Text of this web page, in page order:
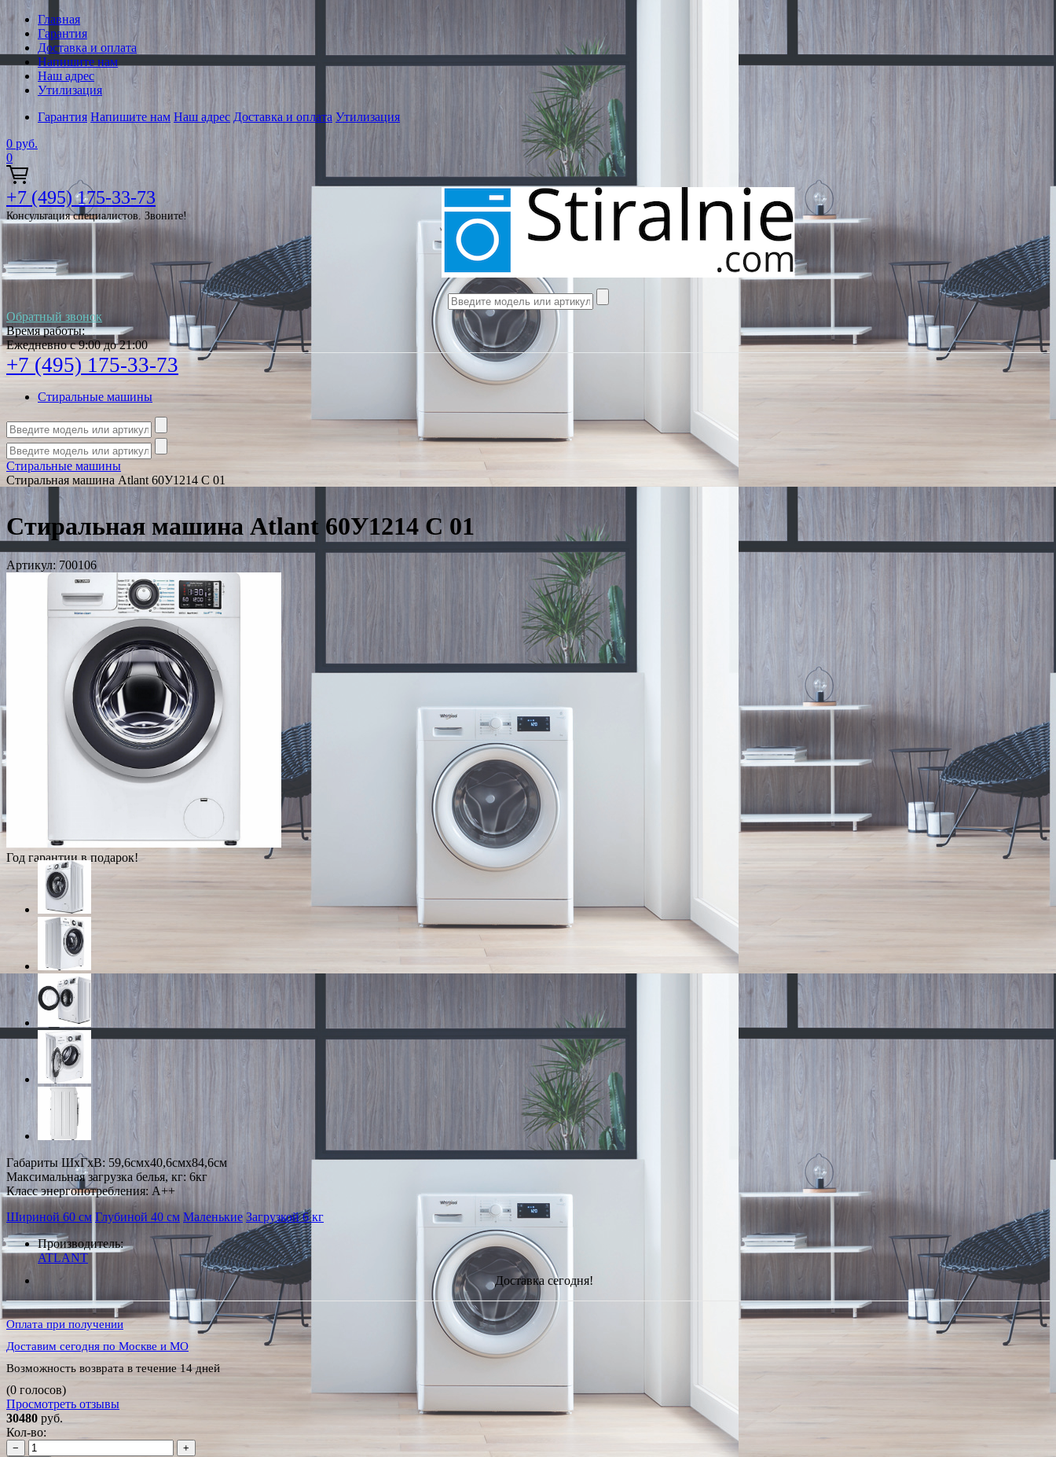
Главная
Гарантия
Доставка и оплата
Напишите нам
Наш адрес
Утилизация
Гарантия Напишите нам Наш адрес Доставка и оплата Утилизация
0 руб.
0
+7 (495) 175-33-73
Консультация специалистов. Звоните!
Обратный звонок
Время работы:
Ежедневно с 9:00 до 21:00
+7 (495) 175-33-73
Стиральные машины
Стиральные машины
Стиральная машина Atlant 60У1214 С 01
Стиральная машина Atlant 60У1214 С 01
Артикул: 700106
Год гарантии в подарок!
Габариты ШxГxВ: 59,6смx40,6смx84,6см
Максимальная загрузка белья, кг: 6кг
Класс энергопотребления: A++
Шириной 60 см Глубиной 40 см Маленькие Загрузкой 6 кг
Производитель:
ATLANT
Доставка сегодня!
Оплата при получении
Доставим сегодня по Москве и МО
Возможность возврата в течение 14 дней
(0 голосов)
Просмотреть отзывы
30480 руб.
Кол-во:
−
+